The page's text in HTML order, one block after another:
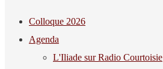
Colloque 2026
Agenda
L'Iliade sur Radio Courtoisie